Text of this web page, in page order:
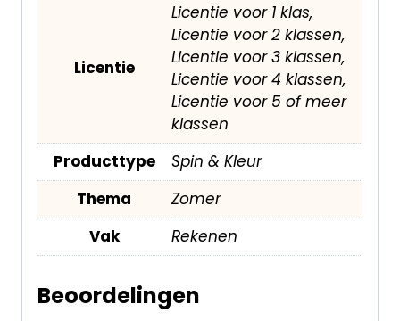
Licentie
Licentie voor 1 klas,
Licentie voor 2 klassen,
Licentie voor 3 klassen,
Licentie voor 4 klassen,
Licentie voor 5 of meer
klassen
Producttype
Spin & Kleur
Thema
Zomer
Vak
Rekenen
Beoordelingen